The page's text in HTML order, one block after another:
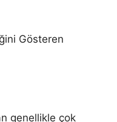
genellikle çok